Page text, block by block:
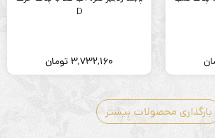
D
3,732,160 تومان
بارگذاری محصولات بیشتر